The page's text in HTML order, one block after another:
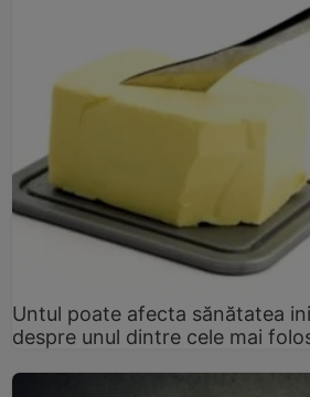
Untul poate afecta sănătatea
despre unul dintre cele mai